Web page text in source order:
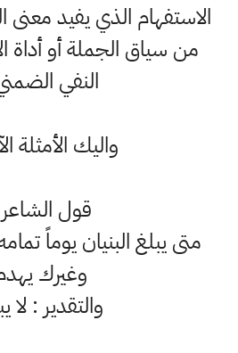
الاستفهام الذي يفيد
من سياق الجملة أو أداة
النفي
واليك الأمثلة
قول
متى يبلغ البنيان يوماً
وغيرك
والتقدير : لا